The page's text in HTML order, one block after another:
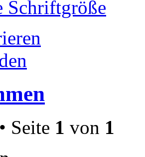
Schriftgröße
Seite 1 von 1